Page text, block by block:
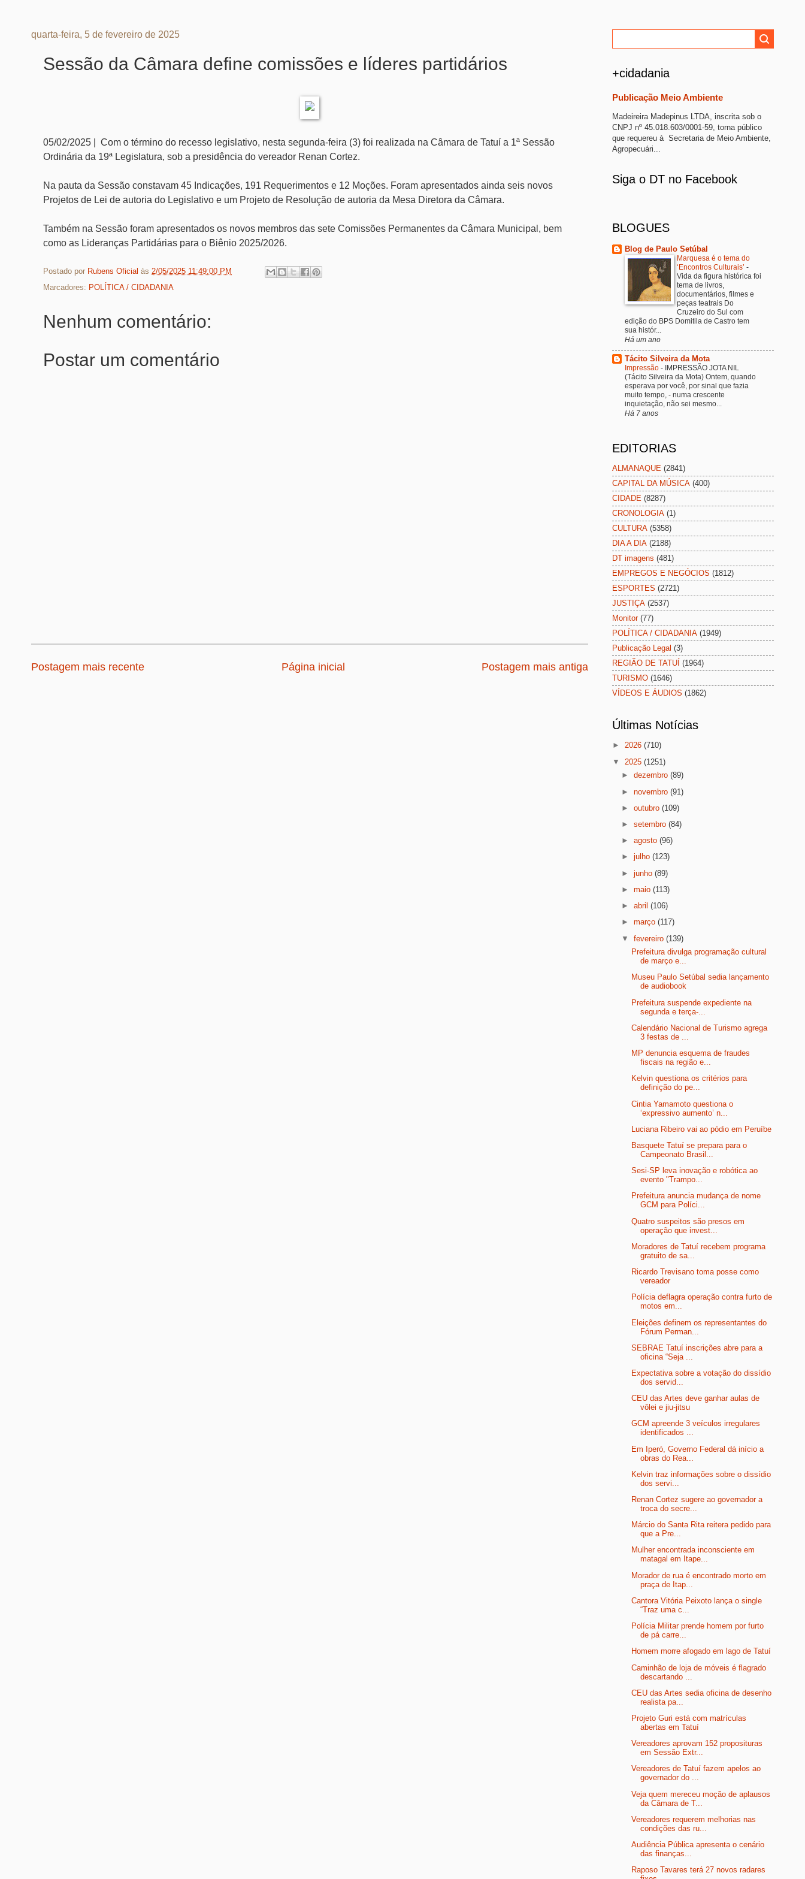
quarta-feira, 5 de fevereiro de 2025
Sessão da Câmara define comissões e líderes partidários
05/02/2025 | Com o término do recesso legislativo, nesta segunda-feira (3) foi realizada na Câmara de Tatuí a 1ª Sessão
Ordinária da 19ª Legislatura, sob a presidência do vereador Renan Cortez.
Na pauta da Sessão constavam 45 Indicações, 191 Requerimentos e 12 Moções. Foram apresentados ainda seis novos
Projetos de Lei de autoria do Legislativo e um Projeto de Resolução de autoria da Mesa Diretora da Câmara.
Também na Sessão foram apresentados os novos membros das sete Comissões Permanentes da Câmara Municipal, bem
como as Lideranças Partidárias para o Biênio 2025/2026.
Postado por Rubens Oficial às 2/05/2025 11:49:00 PM
Marcadores: POLÍTICA / CIDADANIA
Nenhum comentário:
Postar um comentário
Postagem mais recente Postagem mais antiga
Página inicial
+cidadania
Publicação Meio Ambiente
Madeireira Madepinus LTDA, inscrita sob o
CNPJ nº 45.018.603/0001-59, torna público
que requereu à Secretaria de Meio Ambiente,
Agropecuári...
Siga o DT no Facebook
BLOGUES
Blog de Paulo Setúbal
Marquesa é o tema do
‘Encontros Culturais’ -
Vida da figura histórica foi
tema de livros,
documentários, filmes e
peças teatrais Do
Cruzeiro do Sul com
edição do BPS Domitila de Castro tem
sua histór...
Há um ano
Tácito Silveira da Mota
Impressão - IMPRESSÃO JOTA NIL
(Tácito Silveira da Mota) Ontem, quando
esperava por você, por sinal que fazia
muito tempo, - numa crescente
inquietação, não sei mesmo...
Há 7 anos
EDITORIAS
ALMANAQUE (2841)
CAPITAL DA MÚSICA (400)
CIDADE (8287)
CRONOLOGIA (1)
CULTURA (5358)
DIA A DIA (2188)
DT imagens (481)
EMPREGOS E NEGÓCIOS (1812)
ESPORTES (2721)
JUSTIÇA (2537)
Monitor (77)
POLÍTICA / CIDADANIA (1949)
Publicação Legal (3)
REGIÃO DE TATUÍ (1964)
TURISMO (1646)
VÍDEOS E ÁUDIOS (1862)
Últimas Notícias
► 2026 (710)
▼ 2025 (1251)
►dezembro(89)
►novembro(91)
►outubro(109)
►setembro(84)
►agosto(96)
►julho(123)
►junho(89)
►maio(113)
►abril(106)
►março(117)
▼fevereiro(139)
Prefeitura divulga programação cultural
de março e...
Museu Paulo Setúbal sedia lançamento
de audiobook
Prefeitura suspende expediente na
segunda e terça-...
Calendário Nacional de Turismo agrega
3 festas de ...
MP denuncia esquema de fraudes
fiscais na região e...
Kelvin questiona os critérios para
definição do pe...
Cintia Yamamoto questiona o
‘expressivo aumento’ n...
Luciana Ribeiro vai ao pódio em Peruíbe
Basquete Tatuí se prepara para o
Campeonato Brasil...
Sesi-SP leva inovação e robótica ao
evento "Trampo...
Prefeitura anuncia mudança de nome
GCM para Políci...
Quatro suspeitos são presos em
operação que invest...
Moradores de Tatuí recebem programa
gratuito de sa...
Ricardo Trevisano toma posse como
vereador
Polícia deflagra operação contra furto de
motos em...
Eleições definem os representantes do
Fórum Perman...
SEBRAE Tatuí inscrições abre para a
oficina “Seja ...
Expectativa sobre a votação do dissídio
dos servid...
CEU das Artes deve ganhar aulas de
vôlei e jiu-jitsu
GCM apreende 3 veículos irregulares
identificados ...
Em Iperó, Governo Federal dá início a
obras do Rea...
Kelvin traz informações sobre o dissídio
dos servi...
Renan Cortez sugere ao governador a
troca do secre...
Márcio do Santa Rita reitera pedido para
que a Pre...
Mulher encontrada inconsciente em
matagal em Itape...
Morador de rua é encontrado morto em
praça de Itap...
Cantora Vitória Peixoto lança o single
“Traz uma c...
Polícia Militar prende homem por furto
de pá carre...
Homem morre afogado em lago de Tatuí
Caminhão de loja de móveis é flagrado
descartando ...
CEU das Artes sedia oficina de desenho
realista pa...
Projeto Guri está com matrículas
abertas em Tatuí
Vereadores aprovam 152 proposituras
em Sessão Extr...
Vereadores de Tatuí fazem apelos ao
governador do ...
Veja quem mereceu moção de aplausos
da Câmara de T...
Vereadores requerem melhorias nas
condições das ru...
Audiência Pública apresenta o cenário
das finanças...
Raposo Tavares terá 27 novos radares